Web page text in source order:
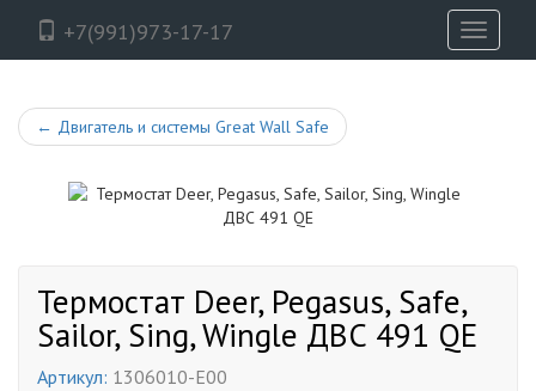
+7(991)973-17-17
Toggle
← Двигатель и системы Great Wall Safe
Термостат Deer, Pegasus, Safe,
Sailor, Sing, Wingle ДВС 491 QE
Артикул: 1306010-E00